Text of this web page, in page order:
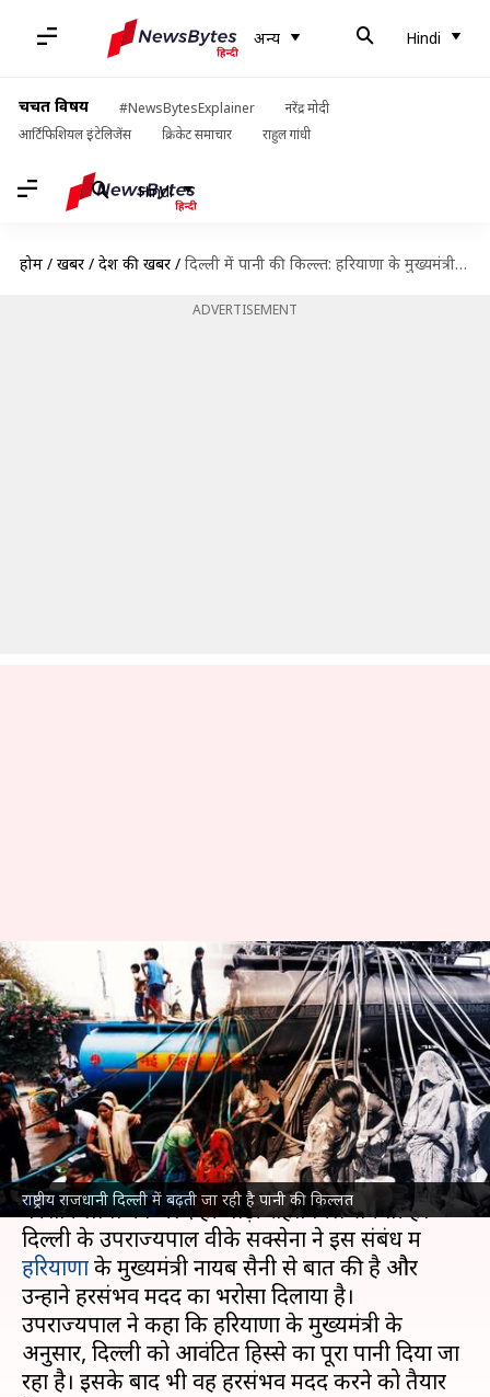
अन्य Hindi
चर्चित विषय #NewsBytesExplainer
नरेंद्र मोदी
आर्टिफिशियल इंटेलिजेंस
क्रिकेट समाचार राहुल गांधी
Hindi
होम / खबरें / देश की खबरें / दिल्ली में पानी की किल्ल्त: हरियाणा के मुख्यमंत्री ने उपराज्यपाल को दिया हरसंभव मदद का आश्वासन
ADVERTISEMENT
राष्ट्रीय राजधानी दिल्ली में बढ़ती जा रही है पानी की किल्लत
दिल्ली में पानी की किल्ल्त: हरियाणा
के मुख्यमंत्री ने उपराज्यपाल को दिया
हरसंभव मदद का आश्वासन
लेखन भारत शर्मा Jun 11, 2024 07:19 pm
क्या है खबर?
राष्ट्रीय राजधानीदिल्लीमें चल रही पानी किल्लत से
परेशान लोगों को जल्द ही थोड़ी राहत मिल सकती है।
दिल्ली के उपराज्यपाल वीके सक्सेना ने इस संबंध में
हरियाणाके मुख्यमंत्री नायब सैनी से बात की है और
उन्होंने हरसंभव मदद का भरोसा दिलाया है।
उपराज्यपाल ने कहा कि हरियाणा के मुख्यमंत्री के
अनुसार, दिल्ली को आवंटित हिस्से का पूरा पानी दिया जा
रहा है। इसके बाद भी वह हरसंभव मदद करने को तैयार